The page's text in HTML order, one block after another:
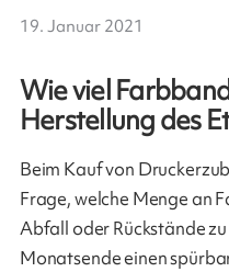
Wie viel
Herstellung des
Beim Kauf von
Frage, welche Menge an
Abfall oder Rückstände
Monatsende einen
19. Januar 2021